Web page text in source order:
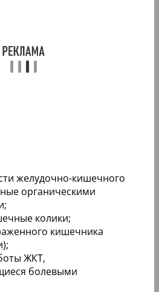
желудочно-кишечного
органическими
колики;
кишечника
ЖКТ,
болевыми